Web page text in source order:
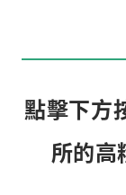
點擊下方
所的高